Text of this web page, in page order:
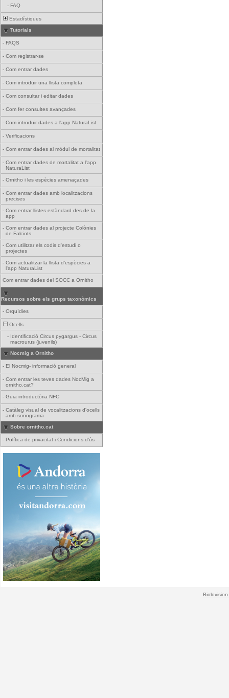
- FAQ
Estadístiques
Tutorials
- FAQS
- Com registrar-se
- Com entrar dades
- Com introduir una llista completa
- Com consultar i editar dades
- Com fer consultes avançades
- Com introduir dades a l'app NaturaList
- Verificacions
- Com entrar dades al mòdul de mortalitat
- Com entrar dades de mortalitat a l'app
NaturaList
- Ornitho i les espècies amenaçades
- Com entrar dades amb localitzacions
precises
- Com entrar llistes estàndard des de la
app
- Com entrar dades al projecte Colònies
de Falciots
- Com utilitzar els codis d'estudi o
projectes
- Com actualitzar la llista d'espècies a
l'app NaturaList
Com entrar dades del SOCC a Ornitho
Recursos sobre els grups taxonòmics
- Orquídies
Ocells
- Identificació Circus pygargus - Circus
macrourus (juvenils)
Nocmig a Ornitho
- El Nocmig- informació general
- Com entrar les teves dades NocMig a
ornitho.cat?
- Guia introductòria NFC
- Catàleg visual de vocalitzacions d'ocells
amb sonograma
Sobre ornitho.cat
- Política de privacitat i Condicions d'ús
Biolovision